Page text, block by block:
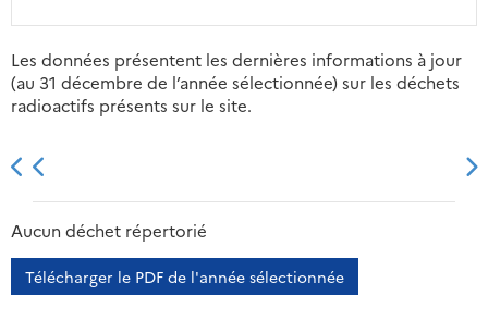
Les données présentent les dernières informations à jour
(au 31 décembre de l’année sélectionnée) sur les déchets
radioactifs présents sur le site.
2013 2014
Aucun déchet répertorié
Télécharger le PDF de l'année sélectionnée